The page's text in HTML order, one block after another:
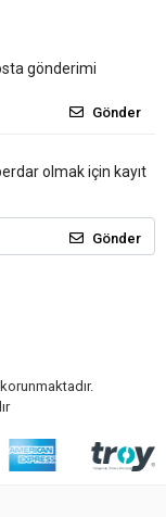
gönderimi
Gönder
olmak için kayıt
Gönder